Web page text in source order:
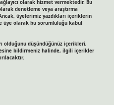
olarak hizmet vermektedir. Bu
denetleme veya araştırma
üyelerimiz yazdıkları içeriklerin
üye olarak bu sorumluluğu kabul
olduğunu düşündüğünüz içerikleri,
bildirmeniz halinde, ilgili içerikler